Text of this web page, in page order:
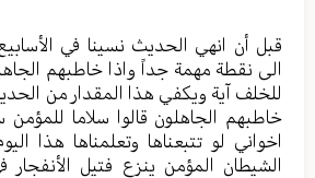
قبل أن انهي الحديث نسينا في
الى نقطة مهمة جداً واذا خاطبهم
للخلف آية ويكفي هذا المقدار من
خاطبهم الجاهلون قالوا سلاما
اخواني لو تتبعناها وتعلمناها هذا
الشيطان المؤمن ينزع فتيل